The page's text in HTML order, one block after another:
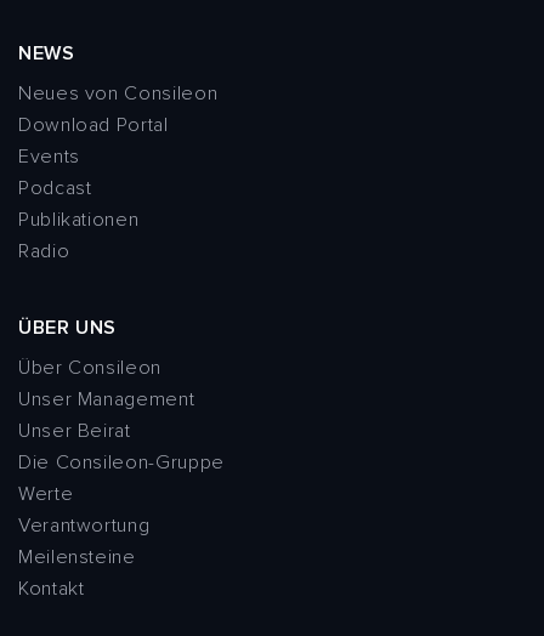
NEWS
Neues von Consileon
Download Portal
Events
Podcast
Publikationen
Radio
ÜBER UNS
Über Consileon
Unser Management
Unser Beirat
Die Consileon-Gruppe
Werte
Verantwortung
Meilensteine
Kontakt